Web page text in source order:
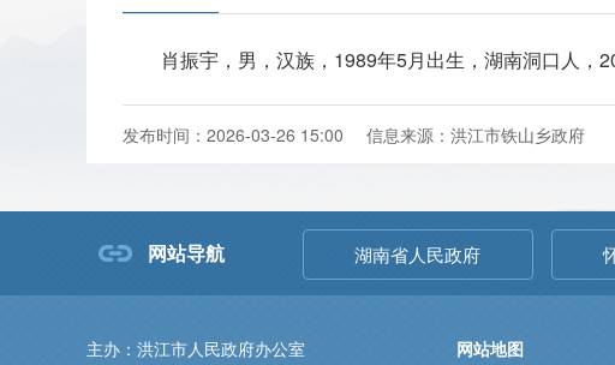
肖振宇，男，汉族，1989年5月出生，湖南洞口人，
发布时间：2026-03-26 15:00 信息来源：洪江市铁山乡政府
网站导航 湖南省人民政府
主办：洪江市人民政府办公室 网站地图